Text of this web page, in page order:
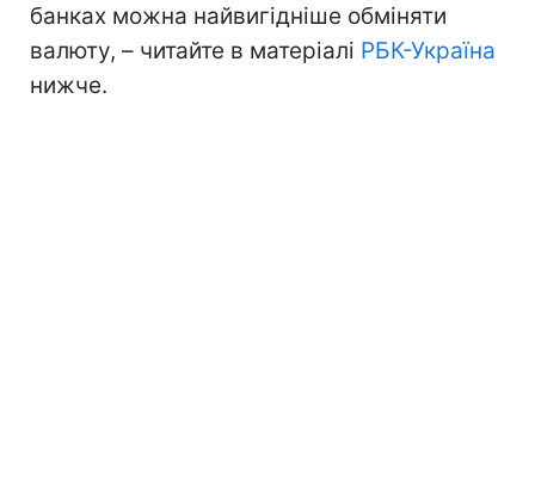
банках можна найвигідніше обміняти
валюту, – читайте в матеріалі РБК-Україна
нижче.